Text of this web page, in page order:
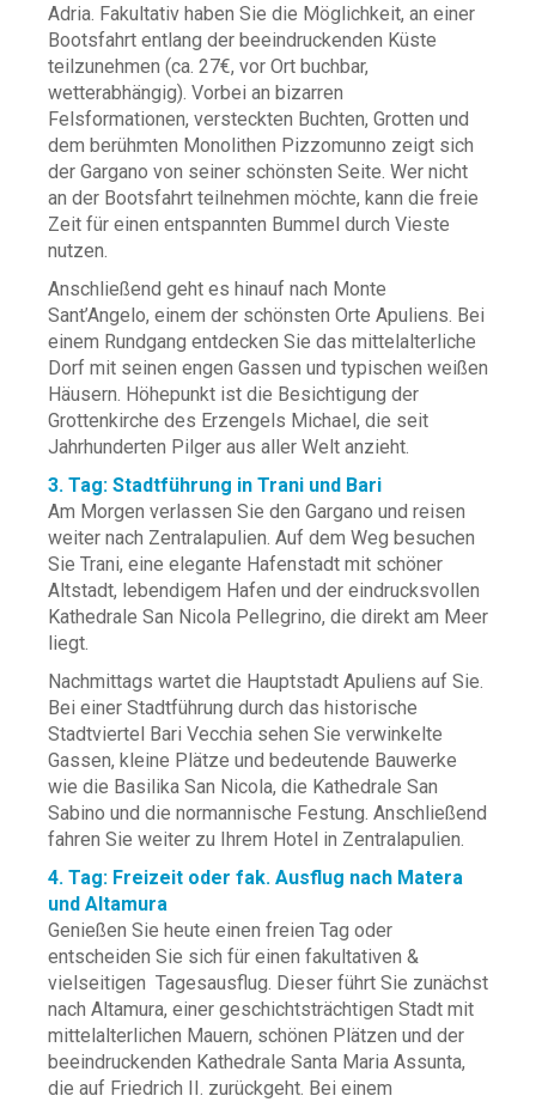
Adria. Fakultativ haben Sie die Möglichkeit, an einer
Bootsfahrt entlang der beeindruckenden Küste
teilzunehmen (ca. 27€, vor Ort buchbar,
wetterabhängig). Vorbei an bizarren
Felsformationen, versteckten Buchten, Grotten und
dem berühmten Monolithen Pizzomunno zeigt sich
der Gargano von seiner schönsten Seite. Wer nicht
an der Bootsfahrt teilnehmen möchte, kann die freie
Zeit für einen entspannten Bummel durch Vieste
nutzen.
Anschließend geht es hinauf nach Monte
Sant’Angelo, einem der schönsten Orte Apuliens. Bei
einem Rundgang entdecken Sie das mittelalterliche
Dorf mit seinen engen Gassen und typischen weißen
Häusern. Höhepunkt ist die Besichtigung der
Grottenkirche des Erzengels Michael, die seit
Jahrhunderten Pilger aus aller Welt anzieht.
3. Tag: Stadtführung in Trani und Bari
Am Morgen verlassen Sie den Gargano und reisen
weiter nach Zentralapulien. Auf dem Weg besuchen
Sie Trani, eine elegante Hafenstadt mit schöner
Altstadt, lebendigem Hafen und der eindrucksvollen
Kathedrale San Nicola Pellegrino, die direkt am Meer
liegt.
Nachmittags wartet die Hauptstadt Apuliens auf Sie.
Bei einer Stadtführung durch das historische
Stadtviertel Bari Vecchia sehen Sie verwinkelte
Gassen, kleine Plätze und bedeutende Bauwerke
wie die Basilika San Nicola, die Kathedrale San
Sabino und die normannische Festung. Anschließend
fahren Sie weiter zu Ihrem Hotel in Zentralapulien.
4. Tag: Freizeit oder fak. Ausflug nach Matera
und Altamura
Genießen Sie heute einen freien Tag oder
entscheiden Sie sich für einen fakultativen &
vielseitigen Tagesausflug. Dieser führt Sie zunächst
nach Altamura, einer geschichtsträchtigen Stadt mit
mittelalterlichen Mauern, schönen Plätzen und der
beeindruckenden Kathedrale Santa Maria Assunta,
die auf Friedrich II. zurückgeht. Bei einem